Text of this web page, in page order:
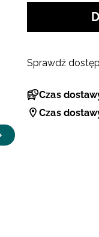
Czas
Czas
Sprawdź